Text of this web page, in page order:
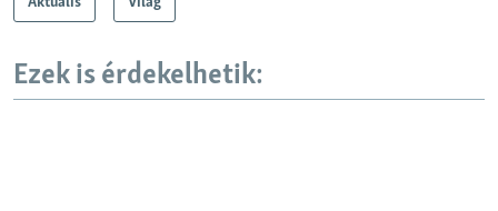
i
e
Ezek is érdekelhetik: